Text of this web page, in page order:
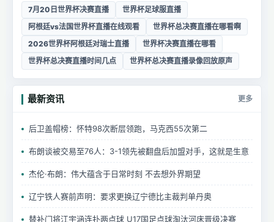
7月20日世界杯决赛直播
世界杯足球服直播
阿根廷vs法国世界杯直播在线观看
世界杯总决赛直播在哪看啊
2026世界杯阿根廷对瑞士直播
世界杯决赛直播在哪看
世界杯总决赛直播时间几点
世界杯总决赛直播录像回放原声
最新资讯 更多
后卫盖帽榜：怀特98次断层领跑，马克西55次第二
布朗谈被交易至76人：3-1领先被翻盘后加盟对手，这就是生意
杰伦·布朗：伟大蕴含于日常时刻 不去想外界期望
辽宁铁人赛前声明：要求更换辽宁德比主裁判单丹奥
替补门将江宇涵连扑两点球 U17国足点球淘汰河床晋级决赛